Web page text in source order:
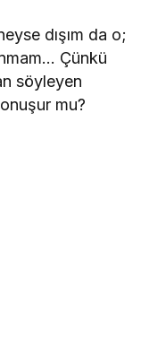
dışım da o;
Çünkü
söyleyen
mu?